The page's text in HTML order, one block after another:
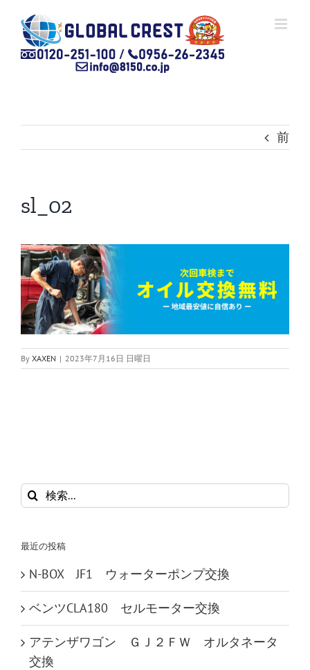
content
前
sl_02
By XAXEN | 2023年7月16日 日曜日
検
索
最近の投稿
N-BOX JF1 ウォーターポンプ交換
ベンツCLA180 セルモーター交換
アテンザワゴン ＧＪ２ＦＷ オルタネータ
交換